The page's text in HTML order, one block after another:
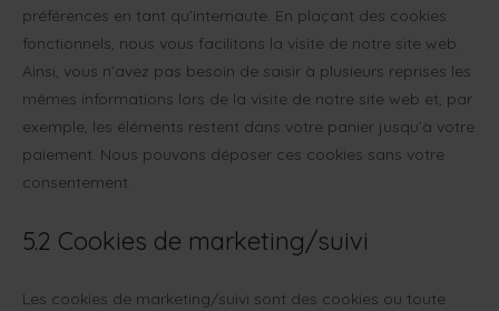
préférences en tant qu’internaute. En plaçant des cookies
fonctionnels, nous vous facilitons la visite de notre site web.
Ainsi, vous n’avez pas besoin de saisir à plusieurs reprises les
mêmes informations lors de la visite de notre site web et, par
exemple, les éléments restent dans votre panier jusqu’à votre
paiement. Nous pouvons déposer ces cookies sans votre
consentement.
5.2 Cookies de marketing/suivi
Les cookies de marketing/suivi sont des cookies ou toute